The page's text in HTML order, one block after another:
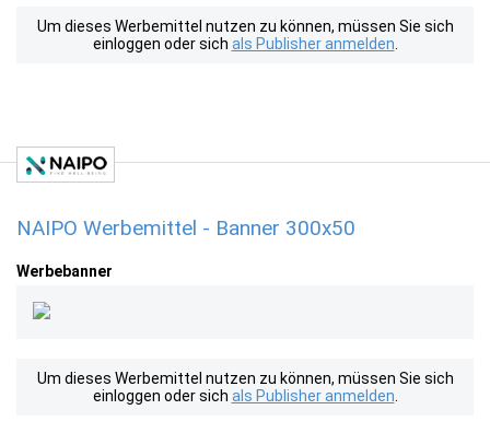
Um dieses Werbemittel nutzen zu können, müssen Sie sich
einloggen oder sich als Publisher anmelden
NAIPO Werbemittel - Banner 300x50
Werbebanner
Um dieses Werbemittel nutzen zu können, müssen Sie sich
einloggen oder sich als Publisher anmelden